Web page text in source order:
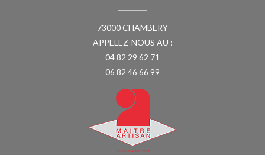
73000 CHAMBERY
APPELEZ-NOUS AU :
04 82 29 62 71
06 82 46 66 99